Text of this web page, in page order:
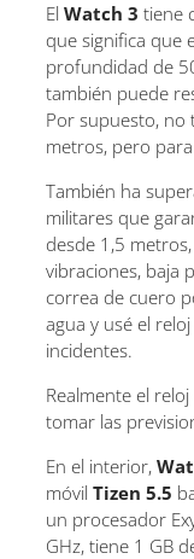
El Watch 3 tiene
que significa que
profundidad de
también puede
Por supuesto, no
metros, pero
También ha
militares que
desde 1,5
vibraciones, baja
correa de cuero
agua y usé el
incidentes.
Realmente el
tomar las
En el interior,
móvil Tizen 5.5
un procesador
GHz, tiene 1 GB